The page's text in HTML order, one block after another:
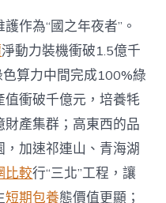
作為“國之年夜者”。
淨動力裝機衝破1.5億千
算力中間完成100%綠
衝破千億元，培養牦
產集群；高東西的品
加速祁連山、青海湖
比較行“三北”工程，讓
短期包養態價值更顯；